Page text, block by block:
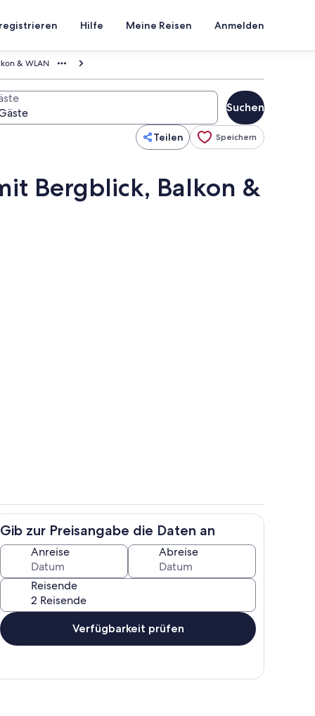
Hilfe Meine Reisen Anmelden
& WLAN
Suchen
Teilen Speichern
Bergblick, Balkon &
Zimmer
Gib zur Preisangabe die Daten an
Anreise Abreise
Reisende
Verfügbarkeit prüfen